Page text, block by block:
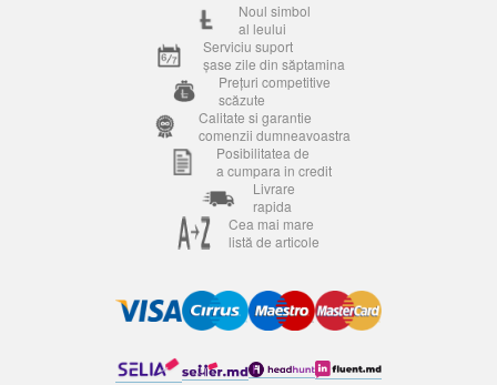
Noul simbol
al leului
Serviciu suport
șase zile din săptamina
Prețuri competitive
scăzute
Calitate si garantie
comenzii dumneavoastra
Posibilitatea de
a cumpara in credit
Livrare
rapida
Cea mai mare
listă de articole